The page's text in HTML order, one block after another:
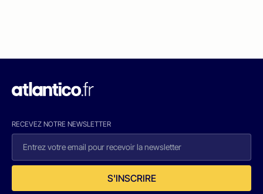
RECEVEZ NOTRE NEWSLETTER
S'INSCRIRE